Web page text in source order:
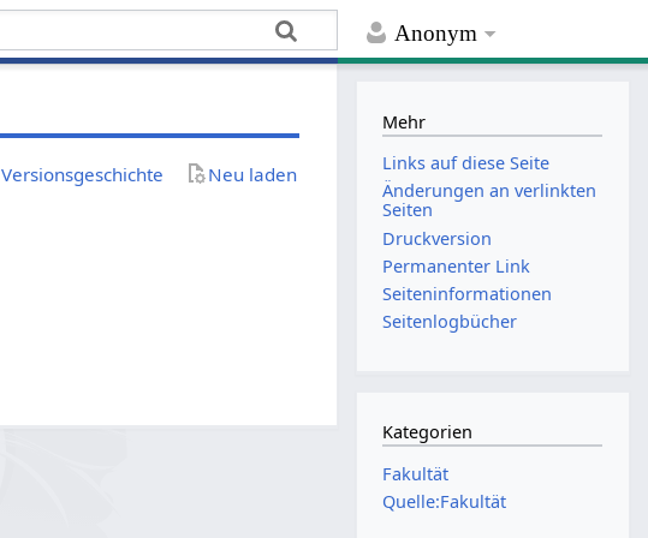
Anonym
Versionsgeschichte Neu laden
Mehr
Links auf diese Seite
Änderungen an verlinkten
Seiten
Druckversion
Permanenter Link
Seiten­­informationen
Seitenlogbücher
Kategorien
Fakultät
Quelle:Fakultät